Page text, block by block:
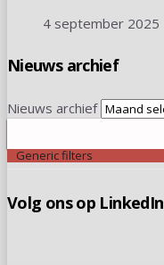
4 september 2025
Nieuws archief
Nieuws archief
Generic filters
Volg ons op LinkedIn